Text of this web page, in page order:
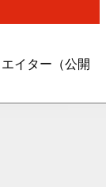
イター（公開